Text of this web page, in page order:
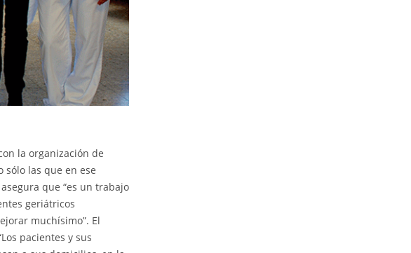
la organización de
las que en ese
que “es un trabajo
geriátricos
muchísimo”. El
pacientes y sus